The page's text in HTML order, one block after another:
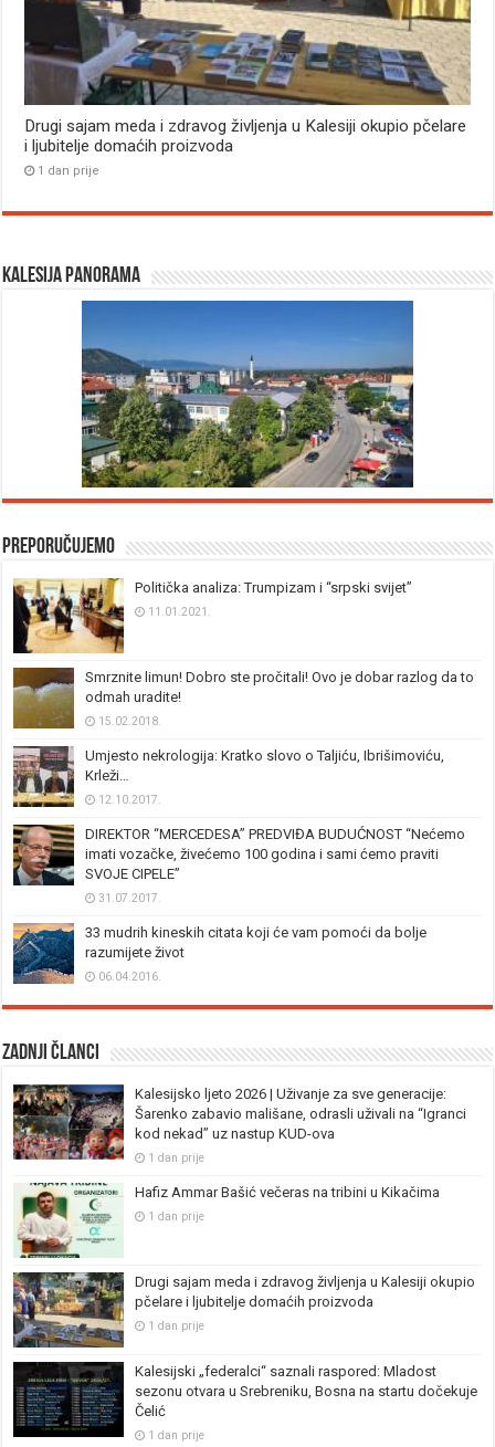
Drugi sajam meda i zdravog življenja u Kalesiji okupio pčelare
i ljubitelje domaćih proizvoda
1 dan prije
Kalesija panorama
Preporučujemo
Politička analiza: Trumpizam i “srpski svijet”
11.01.2021.
Smrznite limun! Dobro ste pročitali! Ovo je dobar razlog da to
odmah uradite!
15.02.2018.
Umjesto nekrologija: Kratko slovo o Taljiću, Ibrišimoviću,
Krleži…
12.10.2017.
DIREKTOR “MERCEDESA” PREDVIĐA BUDUĆNOST “Nećemo
imati vozačke, živećemo 100 godina i sami ćemo praviti
SVOJE CIPELE”
31.07.2017.
33 mudrih kineskih citata koji će vam pomoći da bolje
razumijete život
06.04.2016.
Zadnji članci
Kalesijsko ljeto 2026 | Uživanje za sve generacije:
Šarenko zabavio mališane, odrasli uživali na “Igranci
kod nekad” uz nastup KUD-ova
1 dan prije
Hafiz Ammar Bašić večeras na tribini u Kikačima
1 dan prije
Drugi sajam meda i zdravog življenja u Kalesiji okupio
pčelare i ljubitelje domaćih proizvoda
1 dan prije
Kalesijski „federalci“ saznali raspored: Mladost
sezonu otvara u Srebreniku, Bosna na startu dočekuje
Čelić
1 dan prije